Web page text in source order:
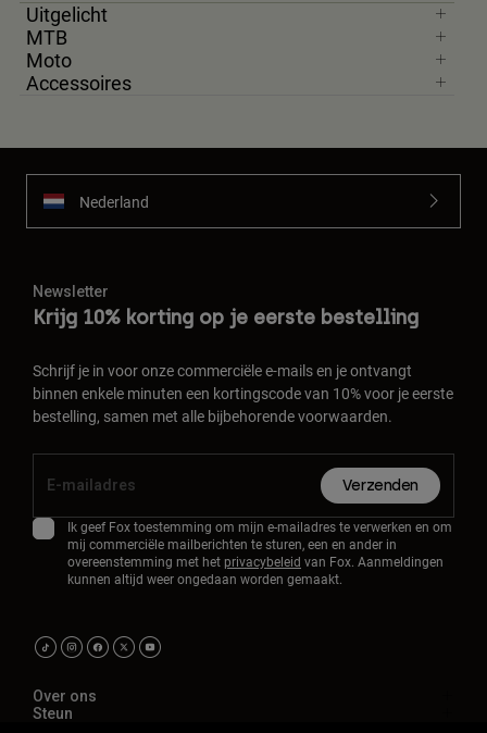
Uitgelicht
MTB
Moto
Accessoires
Nederland
Newsletter
Krijg 10% korting op je eerste bestelling
Schrijf je in voor onze commerciële e-mails en je ontvangt
binnen enkele minuten een kortingscode van 10% voor je eerste
bestelling, samen met alle bijbehorende voorwaarden.
Verzenden
Ik geef Fox toestemming om mijn e-mailadres te verwerken en om
mij commerciële mailberichten te sturen, een en ander in
overeenstemming met het privacybeleid van Fox. Aanmeldingen
kunnen altijd weer ongedaan worden gemaakt.
Over ons
Steun